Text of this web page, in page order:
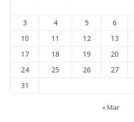
3
4 5 6
10
11 12 13
17
18 19 20
24
25 26 27
31
« Mar